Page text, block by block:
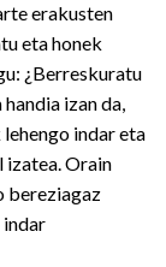
erakusten
eta honek
¿Berreskuratu
izan da,
indar eta
izatea. Orain
bereziagaz
indar